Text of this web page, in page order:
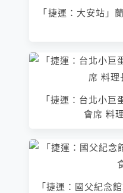
「捷運：大安站」
「捷運：台北小
會席 料
「捷運：國父紀念